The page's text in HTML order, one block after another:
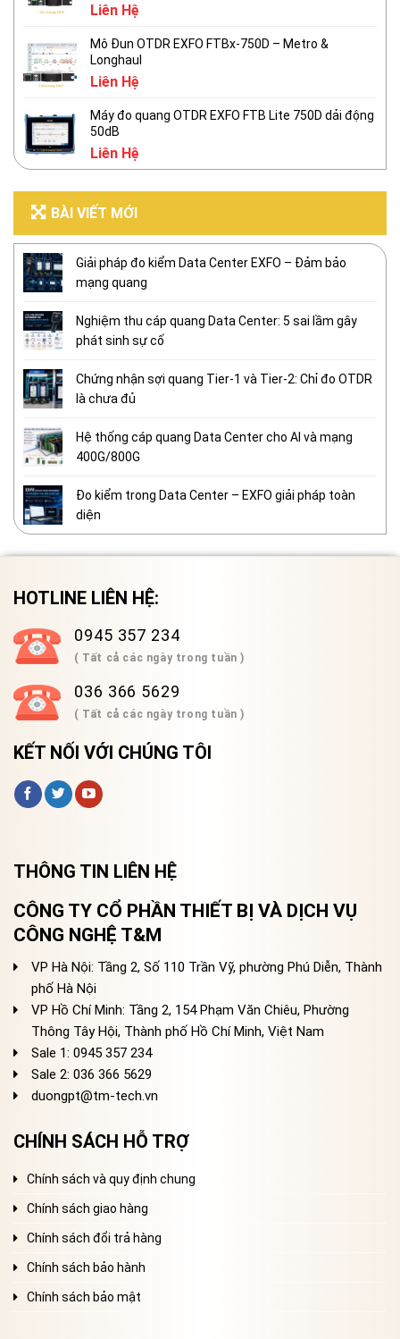
Liên Hệ
Mô Đun OTDR EXFO FTBx-750D – Metro &
Longhaul
Liên Hệ
Máy đo quang OTDR EXFO FTB Lite 750D dải động
50dB
Liên Hệ
BÀI VIẾT MỚI
Giải pháp đo kiểm Data Center EXFO – Đảm bảo
mạng quang
Nghiệm thu cáp quang Data Center: 5 sai lầm gây
phát sinh sự cố
Chứng nhận sợi quang Tier-1 và Tier-2: Chỉ đo OTDR
là chưa đủ
Hệ thống cáp quang Data Center cho AI và mạng
400G/800G
Đo kiểm trong Data Center – EXFO giải pháp toàn
diện
HOTLINE LIÊN HỆ:
0945 357 234
( Tất cả các ngày trong tuần )
036 366 5629
( Tất cả các ngày trong tuần )
KẾT NỐI VỚI CHÚNG TÔI
THÔNG TIN LIÊN HỆ
CÔNG TY CỔ PHẦN THIẾT BỊ VÀ DỊCH VỤ
CÔNG NGHỆ T&M
VP Hà Nội: Tầng 2, Số 110 Trần Vỹ, phường Phú Diễn, Thành
phố Hà Nội
VP Hồ Chí Minh: Tầng 2, 154 Phạm Văn Chiêu, Phường
Thông Tây Hội, Thành phố Hồ Chí Minh, Việt Nam
Sale 1: 0945 357 234
Sale 2: 036 366 5629
duongpt@tm-tech.vn
CHÍNH SÁCH HỖ TRỢ
Chính sách và quy định chung
Chính sách giao hàng
Chính sách đổi trả hàng
Chính sách bảo hành
Chính sách bảo mật